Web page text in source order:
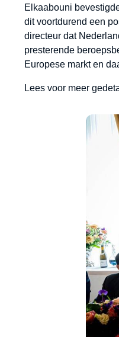
Elkaabouni
dit voortdurend een
directeur dat
presterende
Europese markt en
Lees voor meer